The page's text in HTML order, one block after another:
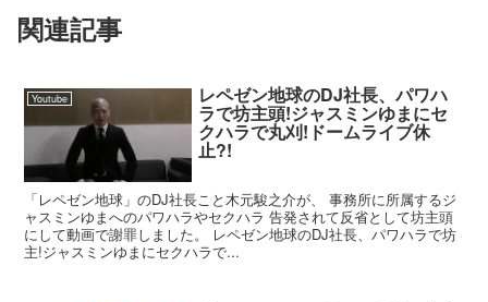
関連記事
Youtube レペゼン地球のDJ社長、パワハ
ラで坊主頭!ジャスミンゆまにセ
クハラで丸刈!ドームライブ休
止?!
「レペゼン地球」のDJ社長こと木元駿之介が、 事務所に所属するジ
ャスミンゆまへのパワハラやセクハラ 告発されて反省として坊主頭
にして動画で謝罪しました。 レペゼン地球のDJ社長、パワハラで坊
主!ジャスミンゆまにセクハラで...